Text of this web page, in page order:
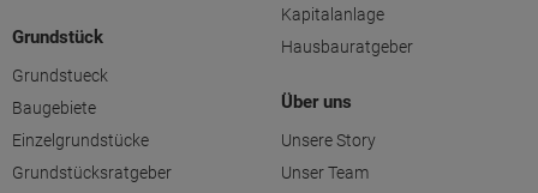
Grundstück
Grundstueck
Baugebiete
Einzelgrundstücke
Grundstücksratgeber
Kapitalanlage
Hausbauratgeber
Über uns
Unsere Story
Unser Team